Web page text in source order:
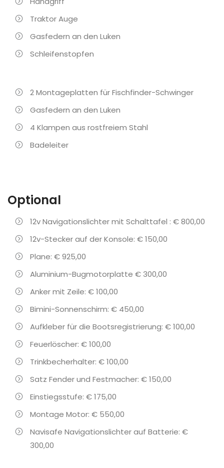
Traktor Auge
Gasfedern an den Luken
Schleifenstopfen
2 Montageplatten für Fischfinder-Schwinger
Gasfedern an den Luken
4 Klampen aus rostfreiem Stahl
Badeleiter
Optional
12v Navigationslichter mit Schalttafel : € 800,00
12v-Stecker auf der Konsole: € 150,00
Plane: € 925,00
Aluminium-Bugmotorplatte € 300,00
Anker mit Zeile: € 100,00
Bimini-Sonnenschirm: € 450,00
Aufkleber für die Bootsregistrierung: € 100,00
Feuerlöscher: € 100,00
Trinkbecherhalter: € 100,00
Satz Fender und Festmacher: € 150,00
Einstiegsstufe: € 175,00
Montage Motor: € 550,00
Navisafe Navigationslichter auf Batterie: €
300,00